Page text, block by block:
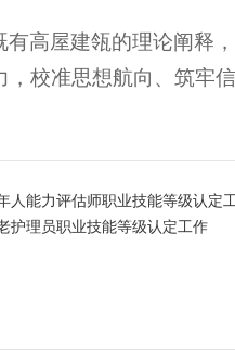
有高屋建瓴的理论阐释
，校准思想航向、筑牢
人能力评估师职业技能等级认定
护理员职业技能等级认定工作